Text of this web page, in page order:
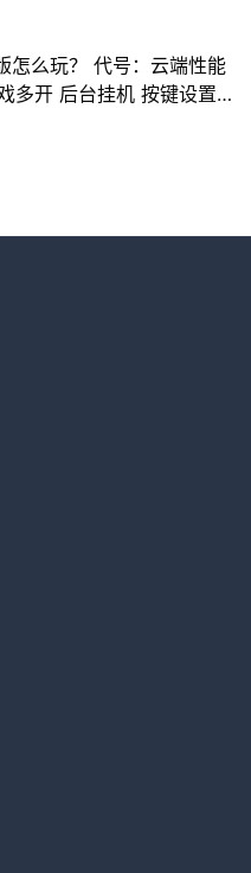
怎么玩？ 代号：云端性能
多开 后台挂机 按键设置